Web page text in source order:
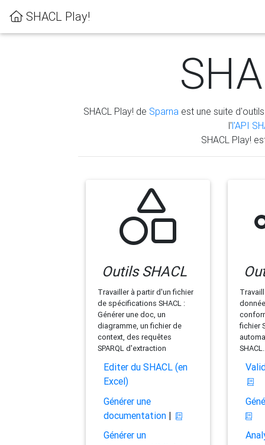
SHACL Play!
SHACL Play! de Sparna est une suite
l'l'API
SHACL Play!
Outils SHACL
Travailler à partir d'un fichier
de spécifications SHACL :
Générer une doc, un
diagramme, un fichier de
context, des requêtes
SPARQL d'extraction
Editer du SHACL (en
Excel)
Générer une
documentation|
Générer un
fichier
SHACL.